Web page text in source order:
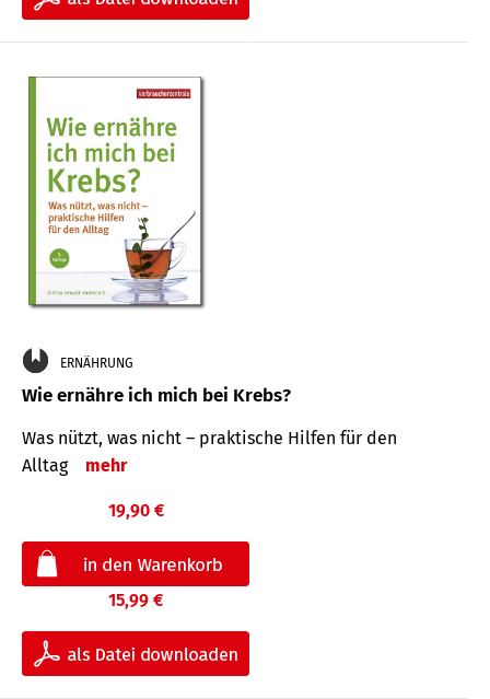
ERNÄHRUNG
Wie ernähre ich mich bei Krebs?
Was nützt, was nicht – praktische Hilfen für den
Alltag
mehr
19,90 €
15,99 €